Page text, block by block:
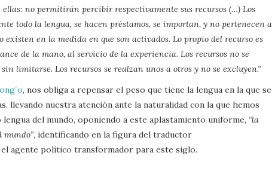
no permitirán percibir respectivamente sus recursos (…) Los
todo la lengua, se hacen préstamos, se importan, y no pertenecen a
existen en la medida en que son activados. Lo propio del recurso es
de la mano, al servicio de la experiencia. Los recursos no se
limitarse. Los recursos se realzan unos a otros y no se excluyen.”
, nos obliga a repensar el peso que tiene la lengua en la que se
llevando nuestra atención ante la naturalidad con la que hemos
lengua del mundo, oponiendo a este aplastamiento uniforme, “la
mundo”, identificando en la figura del traductor
agente político transformador para este siglo.